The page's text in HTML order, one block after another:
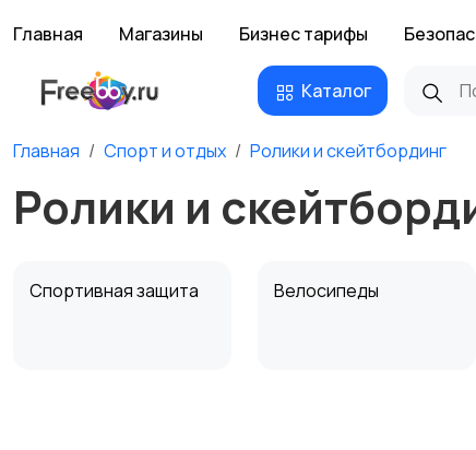
Главная Магазины Бизнес тарифы
Каталог
Главная Спорт и отдых Ролики и скейтбординг
Ролики и
Спортивная защита Велосипеды